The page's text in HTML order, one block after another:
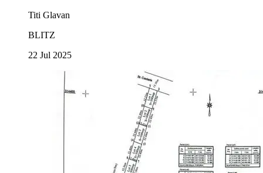
Titi Glavan
BLITZ
22 Jul 2025